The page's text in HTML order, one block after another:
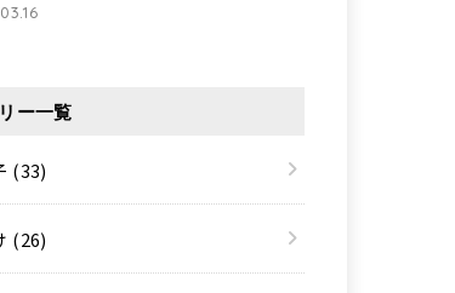
ー一覧
(33)
(26)